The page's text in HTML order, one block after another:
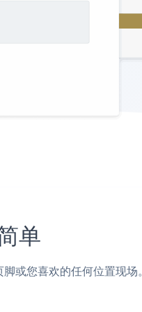
单
或您喜欢的任何位置现场。